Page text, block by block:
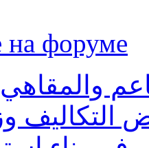
на форуме